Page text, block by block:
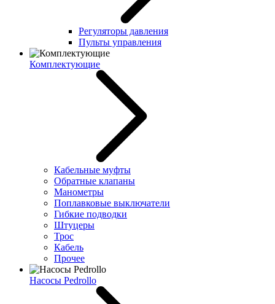
Регуляторы давления
Пульты управления
Комплектующие
Кабельные муфты
Обратные клапаны
Манометры
Поплавковые выключатели
Гибкие подводки
Штуцеры
Трос
Кабель
Прочее
Насосы Pedrollo